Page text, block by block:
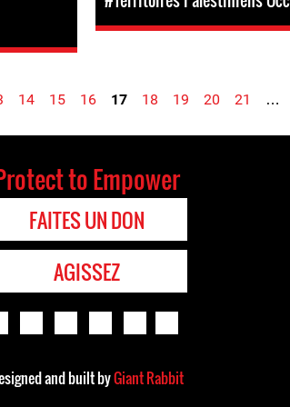
14 15 16 17 18 19 20 21 …
to Empower
FAITES UN DON
AGISSEZ
and built byGiant Rabbit